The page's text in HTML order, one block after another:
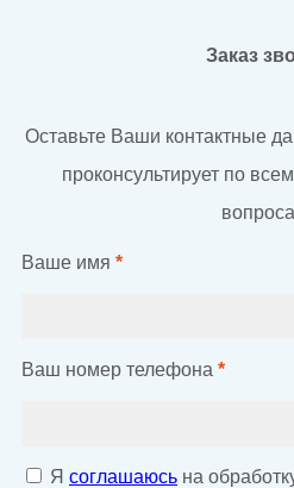
Заказ
Оставьте Ваши контактные
проконсультирует по
Ваше имя *
Ваш номер телефона *
Я соглашаюсь на